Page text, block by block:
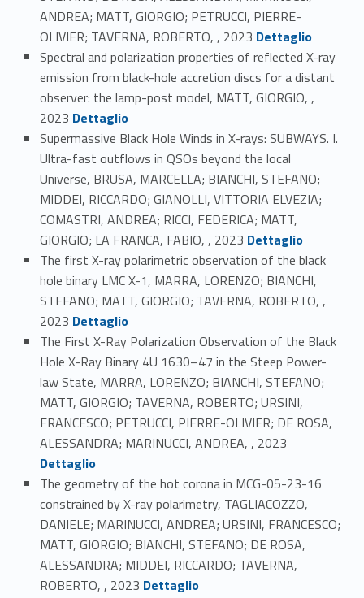
ANDREA; MATT, GIORGIO; PETRUCCI, PIERRE-
OLIVIER; TAVERNA, ROBERTO, , 2023 Link identifier #identifier_person_66069-79
Dettaglio
Spectral and polarization properties of reflected X-ray
emission from black-hole accretion discs for a distant
observer: the lamp-post model, MATT, GIORGIO, ,
2023 Link identifier #identifier_person_46449-80
Dettaglio
Supermassive Black Hole Winds in X-rays: SUBWAYS. I.
Ultra-fast outflows in QSOs beyond the local
Universe, BRUSA, MARCELLA; BIANCHI, STEFANO;
MIDDEI, RICCARDO; GIANOLLI, VITTORIA ELVEZIA;
COMASTRI, ANDREA; RICCI, FEDERICA; MATT,
GIORGIO; LA FRANCA, FABIO, , 2023 Link identifier #identifier_person_139238-81
Dettaglio
The first X-ray polarimetric observation of the black
hole binary LMC X-1, MARRA, LORENZO; BIANCHI,
STEFANO; MATT, GIORGIO; TAVERNA, ROBERTO, ,
2023 Link identifier #identifier_person_151246-82
Dettaglio
The First X-Ray Polarization Observation of the Black
Hole X-Ray Binary 4U 1630–47 in the Steep Power-
law State, MARRA, LORENZO; BIANCHI, STEFANO;
MATT, GIORGIO; TAVERNA, ROBERTO; URSINI,
FRANCESCO; PETRUCCI, PIERRE-OLIVIER; DE ROSA,
ALESSANDRA; MARINUCCI, ANDREA, , 2023
Dettaglio
The geometry of the hot corona in MCG-05-23-16
constrained by X-ray polarimetry, TAGLIACOZZO,
DANIELE; MARINUCCI, ANDREA; URSINI, FRANCESCO;
MATT, GIORGIO; BIANCHI, STEFANO; DE ROSA,
ALESSANDRA; MIDDEI, RICCARDO; TAVERNA,
ROBERTO, , 2023 Link identifier #identifier_person_15559-84
Dettaglio